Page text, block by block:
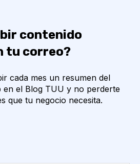
contenido
tu correo?
cada mes un resumen del
en el Blog TUU y no perderte
que tu negocio necesita.